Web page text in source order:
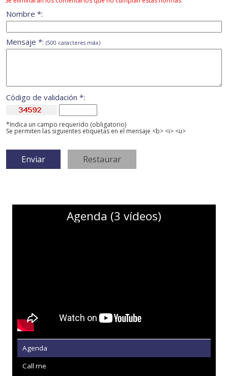
Nombre *:
Mensaje *: (500 caracteres máx)
Código de validación *:
*Indica un campo requerido (obligatorio)
Se permiten las siguientes etiquetas en el mensaje <b> <i> <u>
Agenda (3 vídeos)
Agenda
Call me